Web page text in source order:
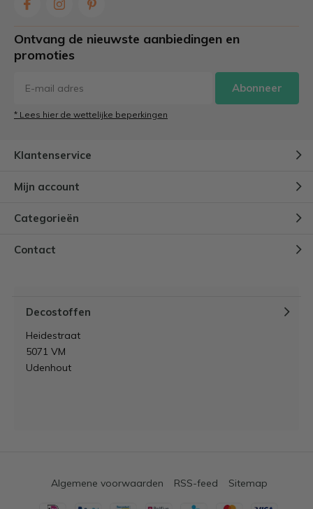
Ontvang de nieuwste aanbiedingen en
promoties
Abonneer
* Lees hier de wettelijke beperkingen
Klantenservice
Mijn account
Categorieën
Contact
Decostoffen
Heidestraat
5071 VM
Udenhout
Algemene voorwaarden RSS-feed Sitemap